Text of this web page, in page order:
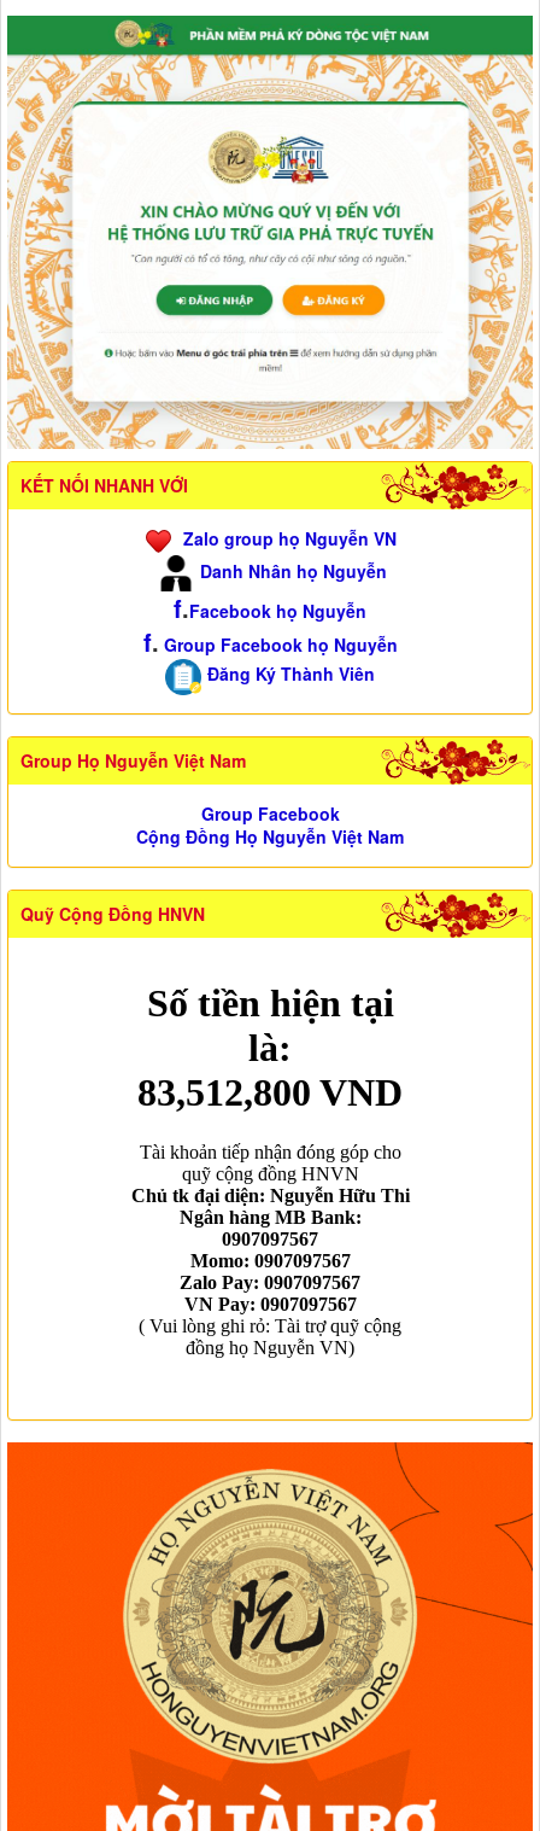
KẾT NỐI NHANH VỚI
Zalo group họ Nguyễn VN
Danh Nhân họ Nguyễn
f.Facebook họ Nguyễn
f. Group Facebook họ Nguyễn
Đăng Ký Thành Viên
Group Họ Nguyễn Việt Nam
Group Facebook
Cộng Đồng Họ Nguyễn Việt Nam
Quỹ Cộng Đồng HNVN